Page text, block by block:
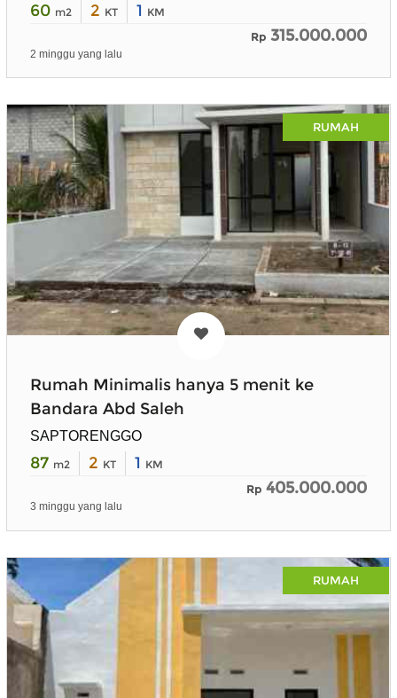
60 m2 2 KT 1 KM
Rp 315.000.000
2 minggu yang lalu
RUMAH
Rumah Minimalis hanya 5 menit ke
Bandara Abd Saleh
SAPTORENGGO
87 m2 2 KT 1 KM
Rp 405.000.000
3 minggu yang lalu
RUMAH